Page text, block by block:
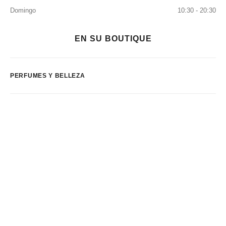
Domingo
10:30 - 20:30
EN SU BOUTIQUE
PERFUMES Y BELLEZA